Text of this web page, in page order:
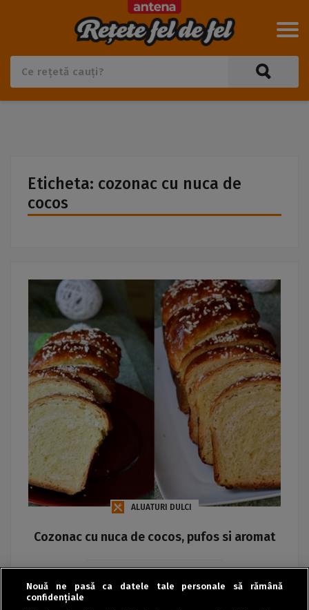
Eticheta: cozonac cu nuca de
cocos
ALUATURI DULCI
Cozonac cu nuca de cocos, pufos si aromat
Nouă ne pasă ca datele tale personale să rămână
confidențiale